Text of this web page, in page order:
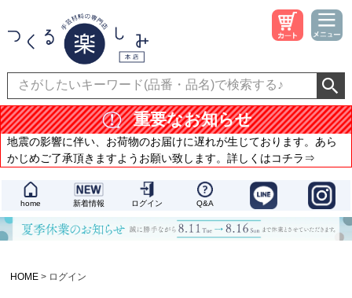
重要なお知らせ
地震の影響に伴い、お荷物のお届けに遅れが生じております。あら
かじめご了承頂きますようお願い致します。詳しくはコチラ⇒
home 新着情報 ログイン Q&A
HOME ログイン